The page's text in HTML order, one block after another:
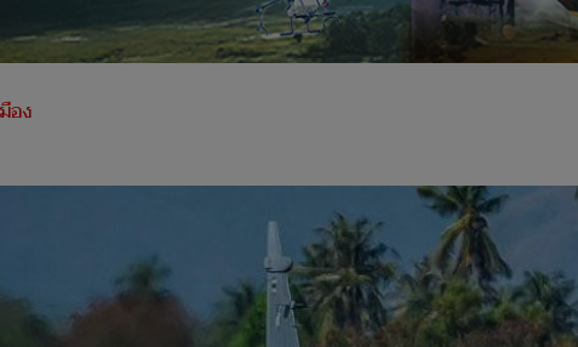
อง